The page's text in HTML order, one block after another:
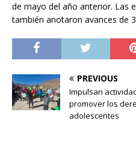
de mayo del año anterior. Las
también anotaron avances de
PREVIOUS
Impulsan
promover los
adolescentes